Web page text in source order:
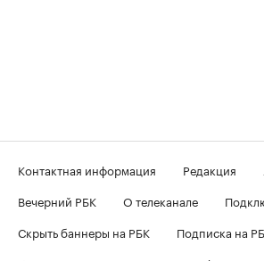
Контактная информация Редакция
Вечерний РБК
О телеканале
Скрыть баннеры на РБК
Подписка на